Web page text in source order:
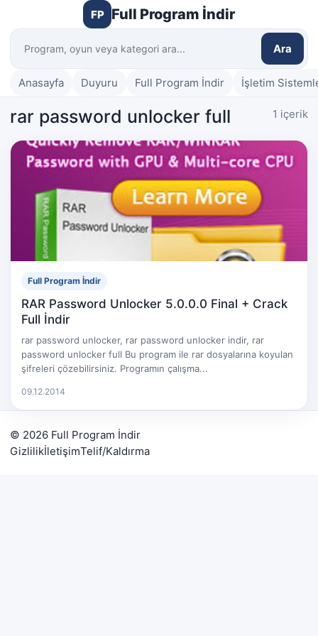
FP Full Program İndir
Ara
Anasayfa Duyuru Full Program İndir İşletim
rar password unlocker full 1 içerik
Full Program İndir
RAR Password Unlocker 5.0.0.0 Final + Crack
Full İndir
rar password unlocker, rar password unlocker indir, rar
password unlocker full Bu program ile rar dosyalarına koyulan
şifreleri çözebilirsiniz. Programın çalışma...
09.12.2014
© 2026 Full Program İndir
GizlilikİletişimTelif/Kaldırma